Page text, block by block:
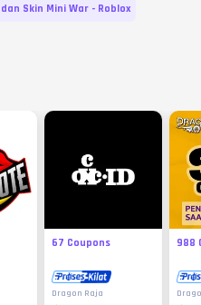
Skin Mini War - Roblox
67 Coupons
Dragon Raja
988